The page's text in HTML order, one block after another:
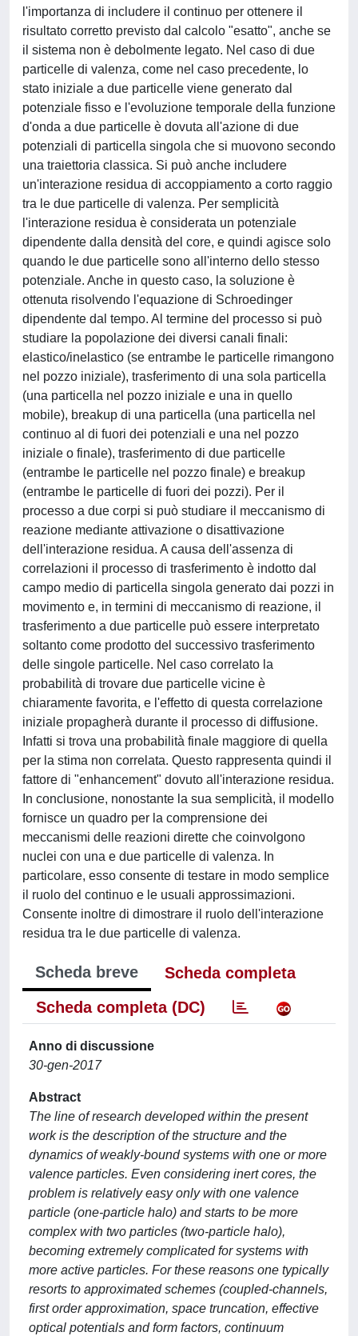
l'importanza di includere il continuo per ottenere il
risultato corretto previsto dal calcolo "esatto", anche se
il sistema non è debolmente legato. Nel caso di due
particelle di valenza, come nel caso precedente, lo
stato iniziale a due particelle viene generato dal
potenziale fisso e l'evoluzione temporale della funzione
d'onda a due particelle è dovuta all'azione di due
potenziali di particella singola che si muovono secondo
una traiettoria classica. Si può anche includere
un'interazione residua di accoppiamento a corto raggio
tra le due particelle di valenza. Per semplicità
l'interazione residua è considerata un potenziale
dipendente dalla densità del core, e quindi agisce solo
quando le due particelle sono all'interno dello stesso
potenziale. Anche in questo caso, la soluzione è
ottenuta risolvendo l'equazione di Schroedinger
dipendente dal tempo. Al termine del processo si può
studiare la popolazione dei diversi canali finali:
elastico/inelastico (se entrambe le particelle rimangono
nel pozzo iniziale), trasferimento di una sola particella
(una particella nel pozzo iniziale e una in quello
mobile), breakup di una particella (una particella nel
continuo al di fuori dei potenziali e una nel pozzo
iniziale o finale), trasferimento di due particelle
(entrambe le particelle nel pozzo finale) e breakup
(entrambe le particelle di fuori dei pozzi). Per il
processo a due corpi si può studiare il meccanismo di
reazione mediante attivazione o disattivazione
dell'interazione residua. A causa dell'assenza di
correlazioni il processo di trasferimento è indotto dal
campo medio di particella singola generato dai pozzi in
movimento e, in termini di meccanismo di reazione, il
trasferimento a due particelle può essere interpretato
soltanto come prodotto del successivo trasferimento
delle singole particelle. Nel caso correlato la
probabilità di trovare due particelle vicine è
chiaramente favorita, e l'effetto di questa correlazione
iniziale propagherà durante il processo di diffusione.
Infatti si trova una probabilità finale maggiore di quella
per la stima non correlata. Questo rappresenta quindi il
fattore di "enhancement" dovuto all'interazione residua.
In conclusione, nonostante la sua semplicità, il modello
fornisce un quadro per la comprensione dei
meccanismi delle reazioni dirette che coinvolgono
nuclei con una e due particelle di valenza. In
particolare, esso consente di testare in modo semplice
il ruolo del continuo e le usuali approssimazioni.
Consente inoltre di dimostrare il ruolo dell'interazione
residua tra le due particelle di valenza.
Scheda breve
Scheda completa
Scheda completa (DC)
Anno di discussione
30-gen-2017
Abstract
The line of research developed within the present
work is the description of the structure and the
dynamics of weakly-bound systems with one or more
valence particles. Even considering inert cores, the
problem is relatively easy only with one valence
particle (one-particle halo) and starts to be more
complex with two particles (two-particle halo),
becoming extremely complicated for systems with
more active particles. For these reasons one typically
resorts to approximated schemes (coupled-channels,
first order approximation, space truncation, effective
optical potentials and form factors, continuum